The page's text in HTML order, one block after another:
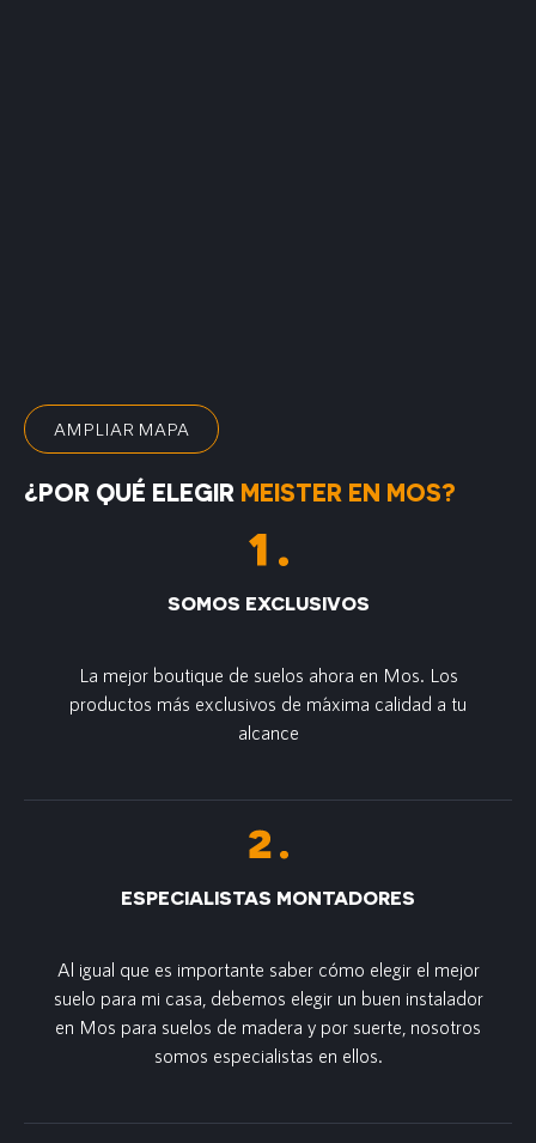
AMPLIAR MAPA
¿POR QUÉ ELEGIR MEISTER EN MOS?
SOMOS EXCLUSIVOS
La mejor boutique de suelos ahora en Mos. Los
productos más exclusivos de m´axima calidad a tu
alcance
ESPECIALISTAS MONTADORES
Al igual que es importante saber cómo elegir el mejor
suelo para mi casa, debemos elegir un buen instalador
en Mos para suelos de madera y por suerte, nosotros
somos especialistas en ellos.